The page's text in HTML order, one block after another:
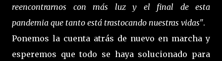
reencontrarnos con más luz y el final de esta
pandemia que tanto está trastocando nuestras vidas".
Ponemos la cuenta atrás de nuevo en marcha y
esperemos que todo se haya solucionado para